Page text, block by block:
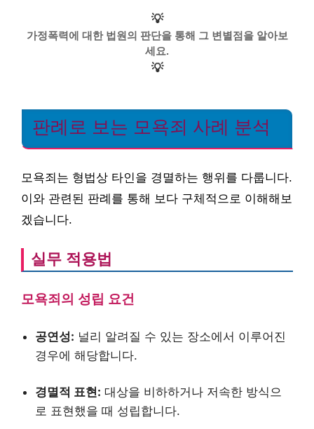
💡
가정폭력에 대한 법원의 판단을 통해 그 변별점을 알아보
세요.
💡
판례로 보는 모욕죄 사례 분석
모욕죄는 형법상 타인을 경멸하는 행위를 다룹니다.
이와 관련된 판례를 통해 보다 구체적으로 이해해보
겠습니다.
실무 적용법
모욕죄의 성립 요건
공연성: 널리 알려질 수 있는 장소에서 이루어진
경우에 해당합니다.
경멸적 표현: 대상을 비하하거나 저속한 방식으
로 표현했을 때 성립합니다.